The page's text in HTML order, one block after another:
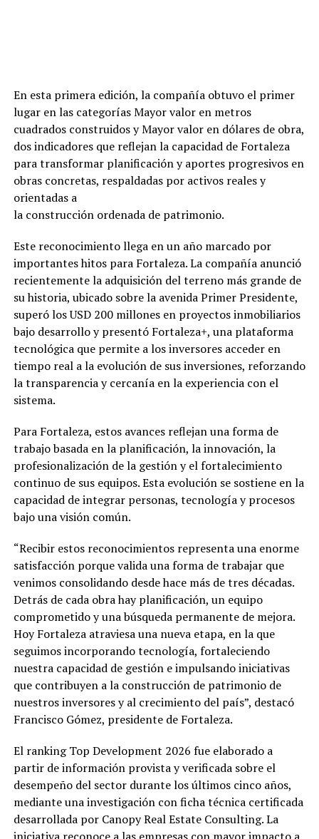
En esta primera edición, la compañía obtuvo el primer
lugar en las categorías Mayor valor en metros
cuadrados construidos y Mayor valor en dólares de obra,
dos indicadores que reflejan la capacidad de Fortaleza
para transformar planificación y aportes progresivos en
obras concretas, respaldadas por activos reales y
orientadas a
la construcción ordenada de patrimonio.
Este reconocimiento llega en un año marcado por
importantes hitos para Fortaleza. La compañía anunció
recientemente la adquisición del terreno más grande de
su historia, ubicado sobre la avenida Primer Presidente,
superó los USD 200 millones en proyectos inmobiliarios
bajo desarrollo y presentó Fortaleza+, una plataforma
tecnológica que permite a los inversores acceder en
tiempo real a la evolución de sus inversiones, reforzando
la transparencia y cercanía en la experiencia con el
sistema.
Para Fortaleza, estos avances reflejan una forma de
trabajo basada en la planificación, la innovación, la
profesionalización de la gestión y el fortalecimiento
continuo de sus equipos. Esta evolución se sostiene en la
capacidad de integrar personas, tecnología y procesos
bajo una visión común.
“Recibir estos reconocimientos representa una enorme
satisfacción porque valida una forma de trabajar que
venimos consolidando desde hace más de tres décadas.
Detrás de cada obra hay planificación, un equipo
comprometido y una búsqueda permanente de mejora.
Hoy Fortaleza atraviesa una nueva etapa, en la que
seguimos incorporando tecnología, fortaleciendo
nuestra capacidad de gestión e impulsando iniciativas
que contribuyen a la construcción de patrimonio de
nuestros inversores y al crecimiento del país”, destacó
Francisco Gómez, presidente de Fortaleza.
El ranking Top Development 2026 fue elaborado a
partir de información provista y verificada sobre el
desempeño del sector durante los últimos cinco años,
mediante una investigación con ficha técnica certificada
desarrollada por Canopy Real Estate Consulting. La